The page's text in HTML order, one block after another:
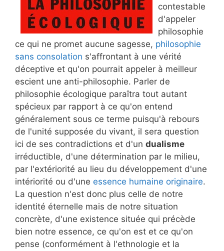
contestable
d'appeler
philosophie
ce qui ne promet aucune sagesse, philosophie
sans consolation s'affrontant à une vérité
déceptive et qu'on pourrait appeler à meilleur
escient une anti-philosophie. Parler de
philosophie écologique paraîtra tout autant
spécieux par rapport à ce qu'on entend
généralement sous ce terme puisqu'à rebours
de l'unité supposée du vivant, il sera question
ici de ses contradictions et d'un dualisme
irréductible, d'une détermination par le milieu,
par l'extériorité au lieu du développement d'une
intériorité ou d'une essence humaine originaire.
La question n'est donc plus celle de notre
identité éternelle mais de notre situation
concrète, d'une existence située qui précède
bien notre essence, ce qu'on est et ce qu'on
pense (conformément à l'ethnologie et la